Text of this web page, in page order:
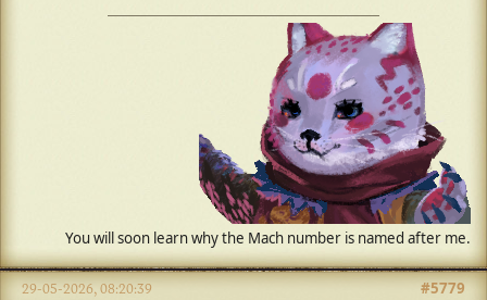
#5779
29-05-2026, 08:20:39